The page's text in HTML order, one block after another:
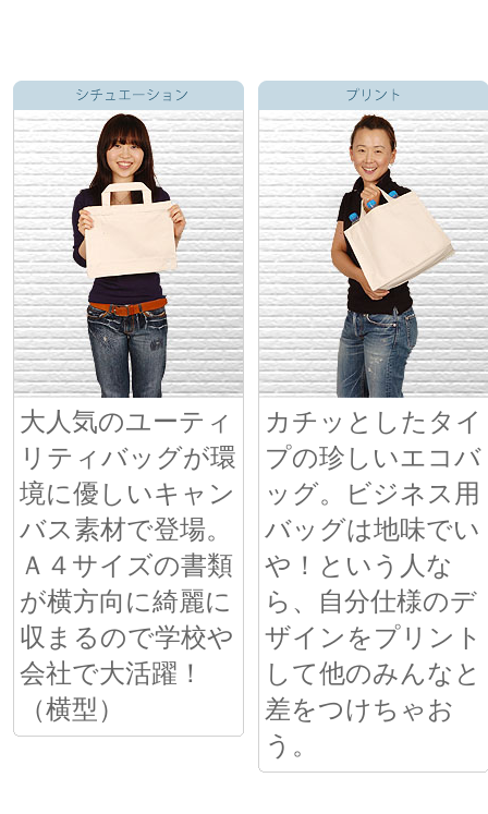
大人気のユーティ
リティバッグが環
境に優しいキャン
バス素材で登場。
Ａ４サイズの書類
が横方向に綺麗に
収まるので学校や
会社で大活躍！
（横型）
カチッとしたタイ
プの珍しいエコバ
ッグ。ビジネス用
バッグは地味でい
や！という人な
ら、自分仕様のデ
ザインをプリント
して他のみんなと
差をつけちゃお
う。